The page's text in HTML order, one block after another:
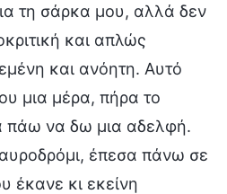
τη σάρκα μου, αλλά δεν
και απλώς
και ανόητη. Αυτό
μια μέρα, πήρα το
πάω να δω μια αδελφή.
έπεσα πάνω σε
έκανε κι εκείνη